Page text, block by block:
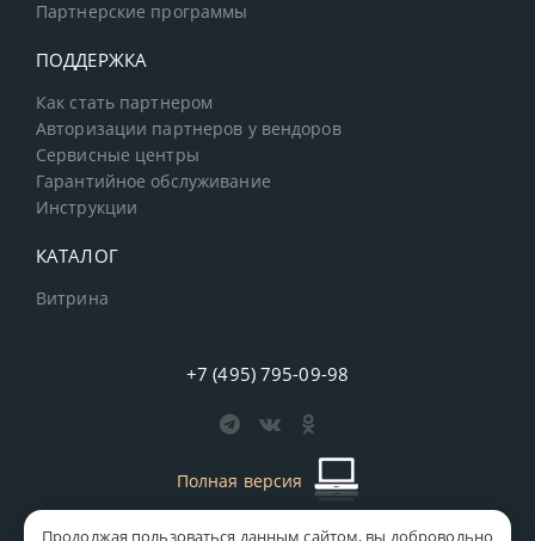
Продолжая пользоваться данным сайтом, вы добровольно
Партнерские программы
ПОДДЕРЖКА
Как стать партнером
Авторизации партнеров у вендоров
Сервисные центры
Гарантийное обслуживание
Инструкции
КАТАЛОГ
Витрина
+7 (495) 795-09-98
Полная версия
старая версия сайтаMICS